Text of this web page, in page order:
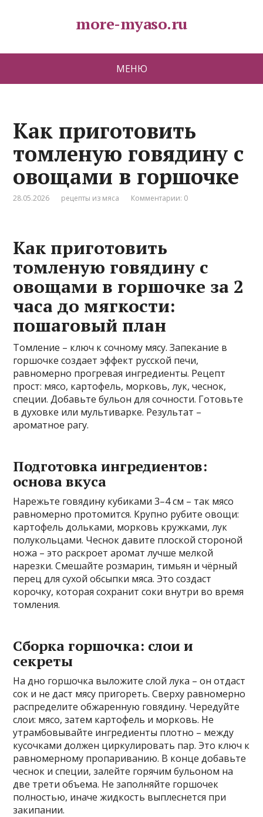
more-myaso.ru
МЕНЮ
Как приготовить
томленую говядину с
овощами в горшочке
28.05.2026 рецепты из мяса Комментарии: 0
Как приготовить
томленую говядину с
овощами в горшочке за 2
часа до мягкости:
пошаговый план
Томление – ключ к сочному мясу. Запекание в
горшочке создает эффект русской печи,
равномерно прогревая ингредиенты. Рецепт
прост: мясо, картофель, морковь, лук, чеснок,
специи. Добавьте бульон для сочности. Готовьте
в духовке или мультиварке. Результат –
ароматное рагу.
Подготовка ингредиентов:
основа вкуса
Нарежьте говядину кубиками 3–4 см – так мясо
равномерно протомится. Крупно рубите овощи:
картофель дольками, морковь кружками, лук
полукольцами. Чеснок давите плоской стороной
ножа – это раскроет аромат лучше мелкой
нарезки. Смешайте розмарин, тимьян и чёрный
перец для сухой обсыпки мяса. Это создаст
корочку, которая сохранит соки внутри во время
томления.
Сборка горшочка: слои и
секреты
На дно горшочка выложите слой лука – он отдаст
сок и не даст мясу пригореть. Сверху равномерно
распределите обжаренную говядину. Чередуйте
слои: мясо, затем картофель и морковь. Не
утрамбовывайте ингредиенты плотно – между
кусочками должен циркулировать пар. Это ключ к
равномерному пропариванию. В конце добавьте
чеснок и специи, залейте горячим бульоном на
две трети объема. Не заполняйте горшочек
полностью, иначе жидкость выплеснется при
закипании.